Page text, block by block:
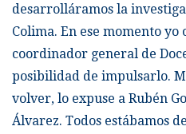
desarrolláramos la
Colima. En ese momento yo
coordinador general de
posibilidad de impulsarlo.
volver, lo expuse a Rubén
Álvarez. Todos estábamos